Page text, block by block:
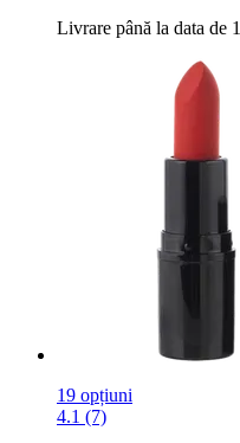
Livrare până la data de
19 opțiuni
4.1 (7)